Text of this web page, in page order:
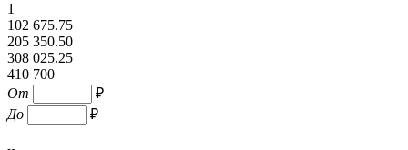
1
102 675.75
205 350.50
308 025.25
410 700
От
₽
До
₽